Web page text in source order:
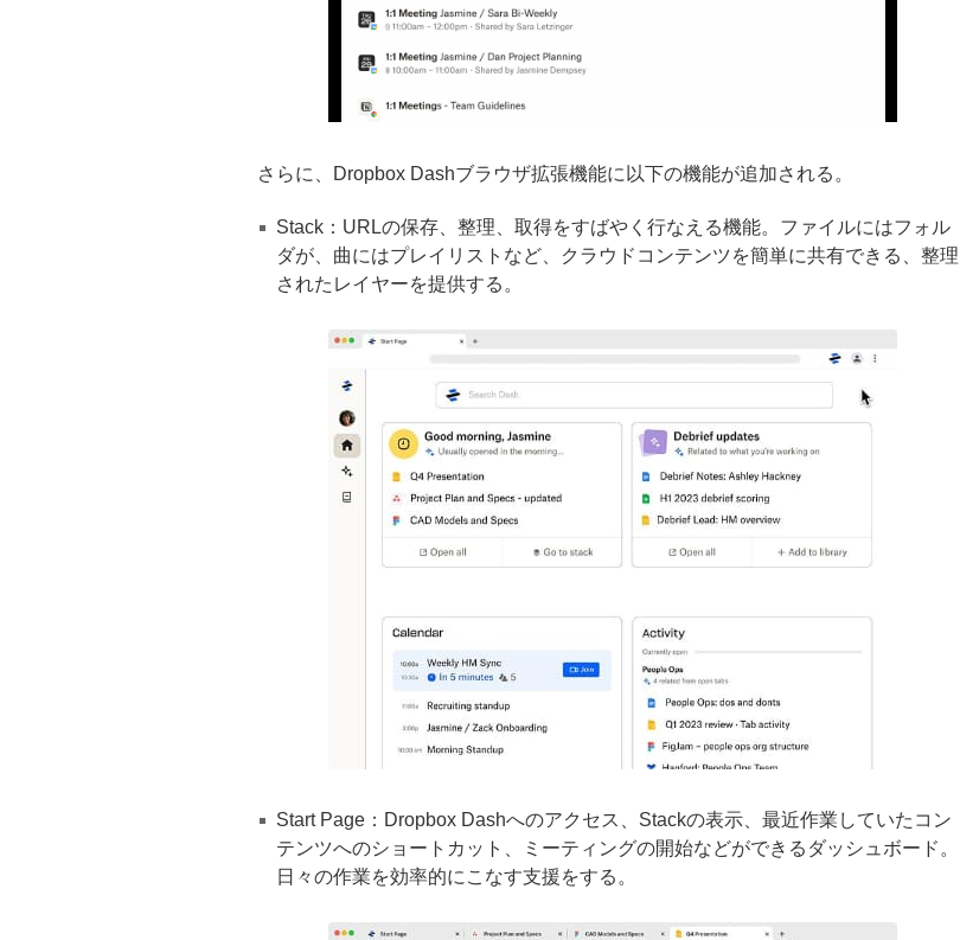
さらに、Dropbox Dashブラウザ拡張機能に以下の機能が追加される。
Stack：URLの保存、整理、取得をすばやく行なえる機能。ファイルにはフォル
ダが、曲にはプレイリストなど、クラウドコンテンツを簡単に共有できる、整理
されたレイヤーを提供する。
Start Page：Dropbox Dashへのアクセス、Stackの表示、最近作業していたコン
テンツへのショートカット、ミーティングの開始などができるダッシュボード。
日々の作業を効率的にこなす支援をする。